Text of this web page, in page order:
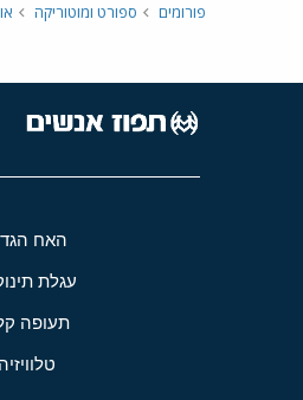
פורומים ספורט ומוטוריקה
האח
עגלת
תעופה
טלוויזיה